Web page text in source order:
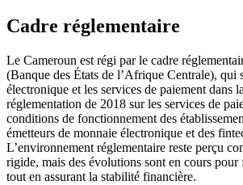
Cadre réglementaire
Le Cameroun est régi par le cadre
(Banque des États de l’Afrique Centrale), qui
électronique et les services de paiement dans
réglementation de 2018 sur les services de
conditions de fonctionnement des
émetteurs de monnaie électronique et des
L’environnement réglementaire reste perçu
rigide, mais des évolutions sont en cours
tout en assurant la stabilité financière.